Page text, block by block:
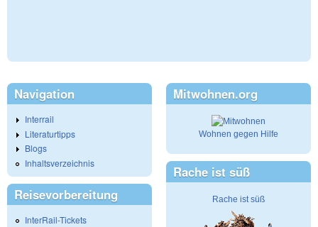
Navigation
Interrail
Literaturtipps
Blogs
Inhaltsverzeichnis
Reisevorbereitung
InterRail-Tickets
Mitwohnen.org
Wohnen gegen Hilfe
Rache ist süß
Rache ist süß